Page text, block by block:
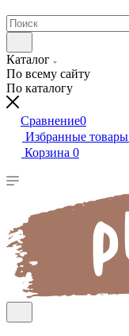
Каталог
По всему сайту
По каталогу
Сравнение0
Избранные товары
Корзина 0